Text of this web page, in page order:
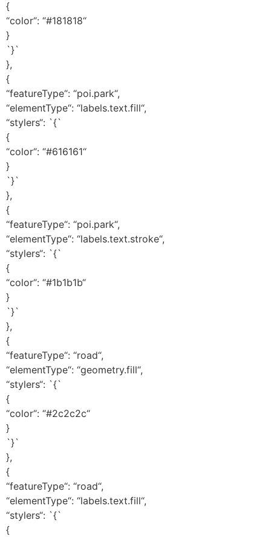
{
“color“: “#181818“
}
`}`
},
{
“featureType“: “poi.park“,
“elementType“: “labels.text.fill“,
“stylers“: `{`
{
“color“: “#616161“
}
`}`
},
{
“featureType“: “poi.park“,
“elementType“: “labels.text.stroke“,
“stylers“: `{`
{
“color“: “#1b1b1b“
}
`}`
},
{
“featureType“: “road“,
“elementType“: “geometry.fill“,
“stylers“: `{`
{
“color“: “#2c2c2c“
}
`}`
},
{
“featureType“: “road“,
“elementType“: “labels.text.fill“,
“stylers“: `{`
{